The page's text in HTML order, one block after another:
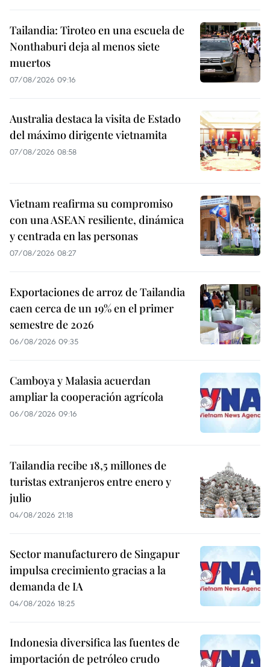
Tailandia: Tiroteo en una escuela de
Nonthaburi deja al menos siete
muertos
07/08/2026 09:16
Australia destaca la visita de Estado
del máximo dirigente vietnamita
07/08/2026 08:58
Vietnam reafirma su compromiso
con una ASEAN resiliente, dinámica
y centrada en las personas
07/08/2026 08:27
Exportaciones de arroz de Tailandia
caen cerca de un 19% en el primer
semestre de 2026
06/08/2026 09:35
Camboya y Malasia acuerdan
ampliar la cooperación agrícola
06/08/2026 09:16
Tailandia recibe 18,5 millones de
turistas extranjeros entre enero y
julio
04/08/2026 21:18
Sector manufacturero de Singapur
impulsa crecimiento gracias a la
demanda de IA
04/08/2026 18:25
Indonesia diversifica las fuentes de
importación de petróleo crudo